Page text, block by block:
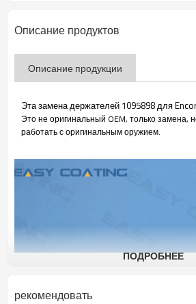
Описание продуктов
Описание продукции
Эта замена держателей 1095898 для
Это не оригинальный OEM, только замена,
работать с оригинальным оружием.
ПОДРОБНЕЕ
рекомендовать